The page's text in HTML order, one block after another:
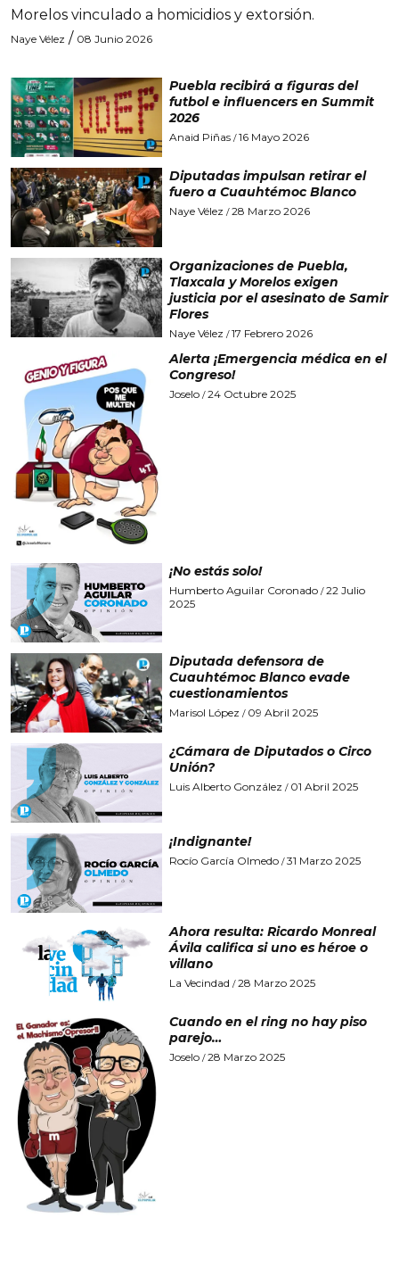
Morelos vinculado a homicidios y extorsión.
Naye Vélez / 08 Junio 2026
Puebla recibirá a figuras del
futbol e influencers en Summit
2026
Anaid Piñas/16 Mayo 2026
Diputadas impulsan retirar el
fuero a Cuauhtémoc Blanco
Naye Vélez /28 Marzo 2026
Organizaciones de Puebla,
Tlaxcala y Morelos exigen
justicia por el asesinato de Samir
Flores
Naye Vélez /17 Febrero 2026
Alerta ¡Emergencia médica en el
Congreso!
Joselo/24 Octubre 2025
¡No estás solo!
Humberto Aguilar Coronado/22 Julio
2025
Diputada defensora de
Cuauhtémoc Blanco evade
cuestionamientos
Marisol López / 09 Abril 2025
¿Cámara de Diputados o Circo
Unión?
Luis Alberto González / 01 Abril 2025
¡Indignante!
Rocío García Olmedo/31 Marzo 2025
Ahora resulta: Ricardo Monreal
Ávila califica si uno es héroe o
villano
La Vecindad /28 Marzo 2025
Cuando en el ring no hay piso
parejo…
Joselo/28 Marzo 2025